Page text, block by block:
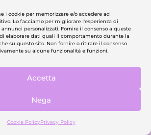
i cookie per memorizzare e/o accedere ad
Lo facciamo per migliorare l'esperienza di
personalizzati. Fornire il consenso a queste
elaborare dati quali il comportamento durante la
su questo sito. Non fornire o ritirare il consenso
su alcune funzionalità e funzioni.
Accetta
Nega
Cookie PolicyPrivacy Policy
Playlist Plays
Follower Profilo
Playlist Spotify
Album Plays
Podcast Plays
Mensili Spotify